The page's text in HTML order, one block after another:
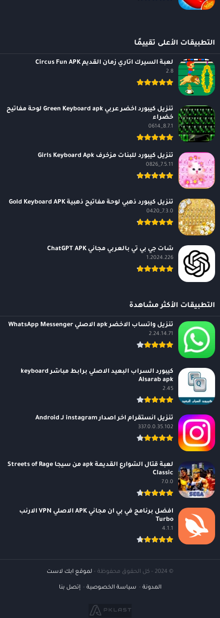
التطبيقات الأعلى تقييمًا
لعبة السيرك اتاري زمان القديم Circus Fun APK
2.8
تنزيل كيبورد اخضر عربي Green Keyboard apk لوحة مفاتيح
خضراء
8.7.1_0614
تنزيل كيبورد للبنات مزخرف Girls Keyboard Apk
7.5.11_0826
تنزيل كيبورد ذهبي لوحة مفاتيح ذهبية Gold Keyboard APK
7.3.0_0420
شات جي بي تي بالعربي مجاني ChatGPT APK
1.2024.226
التطبيقات الأكثر مشاهدة
تنزيل واتساب الاخضر apk الاصلي WhatsApp Messenger
2.24.14.71
كيبورد السراب البعيد الاصلي برابط مباشر keyboard
Alsarab apk
2.45
تنزيل انستقرام اخر اصدار instagram لـ Android
337.0.0.35.102
لعبة قتال الشوارع القديمة apk من سيجا Streets of Rage
Classic
7.0.0
افضل برنامج في بي ان مجاني APK الاصلي VPN الارنب
Turbo
4.1.1
© 2024 - كل الحقوق محفوظة - لموقع ابك لاست
المدونة سياسة الخصوصية إتصل بنا